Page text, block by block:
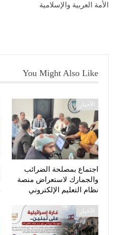
الأُمة العربية والإسلامية
You Might Also Like
الأخبار
اجتماع بمصلحة الضرائب
والجمارك لاستعراض منصة
نظام التعليم الإلكتروني
الأخبار